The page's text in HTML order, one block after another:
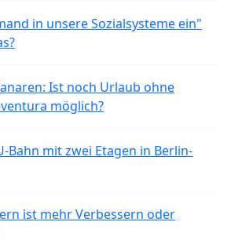
in unsere Sozialsysteme ein"
Ist noch Urlaub ohne
möglich?
Bahn mit zwei Etagen in Berlin-
ist mehr Verbessern oder